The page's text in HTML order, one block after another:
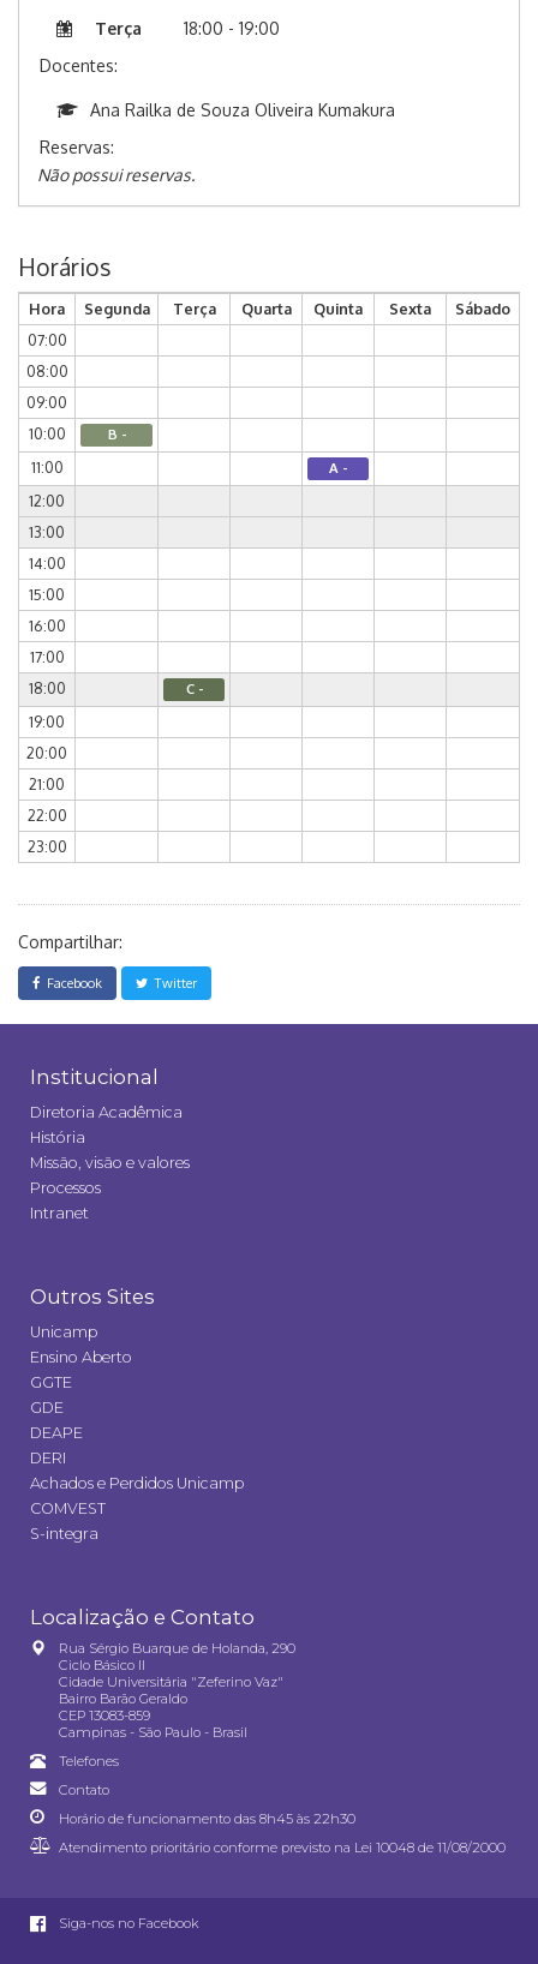
Terça
18:00 - 19:00
Docentes:
Ana Railka de Souza Oliveira Kumakura
Reservas:
Não possui reservas.
Horários
Hora Segunda Terça Quarta Quinta Sexta
Sábado
07:00
08:00
09:00
10:00
B -
11:00 A -
12:00
13:00
14:00
15:00
16:00
17:00
18:00
C -
19:00
20:00
21:00
22:00
23:00
Compartilhar:
Facebook Twitter
Institucional
Diretoria Acadêmica
História
Missão, visão e valores
Processos
Intranet
Outros Sites
Unicamp
Ensino Aberto
GGTE
GDE
DEAPE
DERI
Achados e Perdidos Unicamp
COMVEST
S-integra
Localização e Contato
Rua Sérgio Buarque de Holanda, 290
Ciclo Básico II
Cidade Universitária "Zeferino Vaz"
Bairro Barão Geraldo
CEP 13083-859
Campinas - São Paulo - Brasil
Telefones
Contato
Horário de funcionamento das 8h45 às 22h30
Atendimento prioritário conforme previsto na Lei 10048 de 11/08/2000
Siga-nos no Facebook